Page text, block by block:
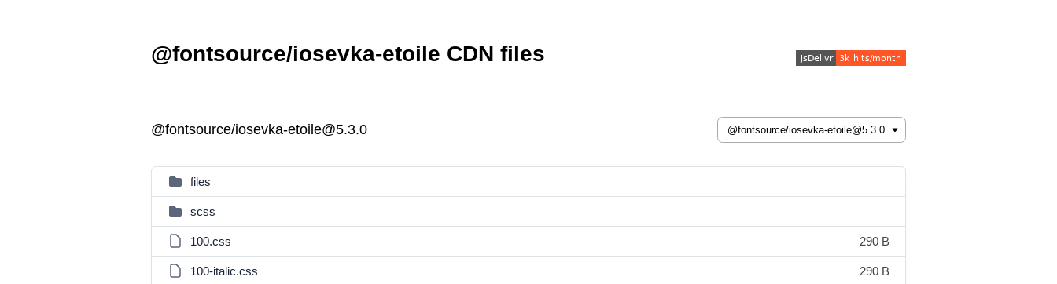
@fontsource/iosevka-etoile CDN files
@fontsource/iosevka-etoile@5.3.0
files
scss
100.css 290 B
100-italic.css 290 B